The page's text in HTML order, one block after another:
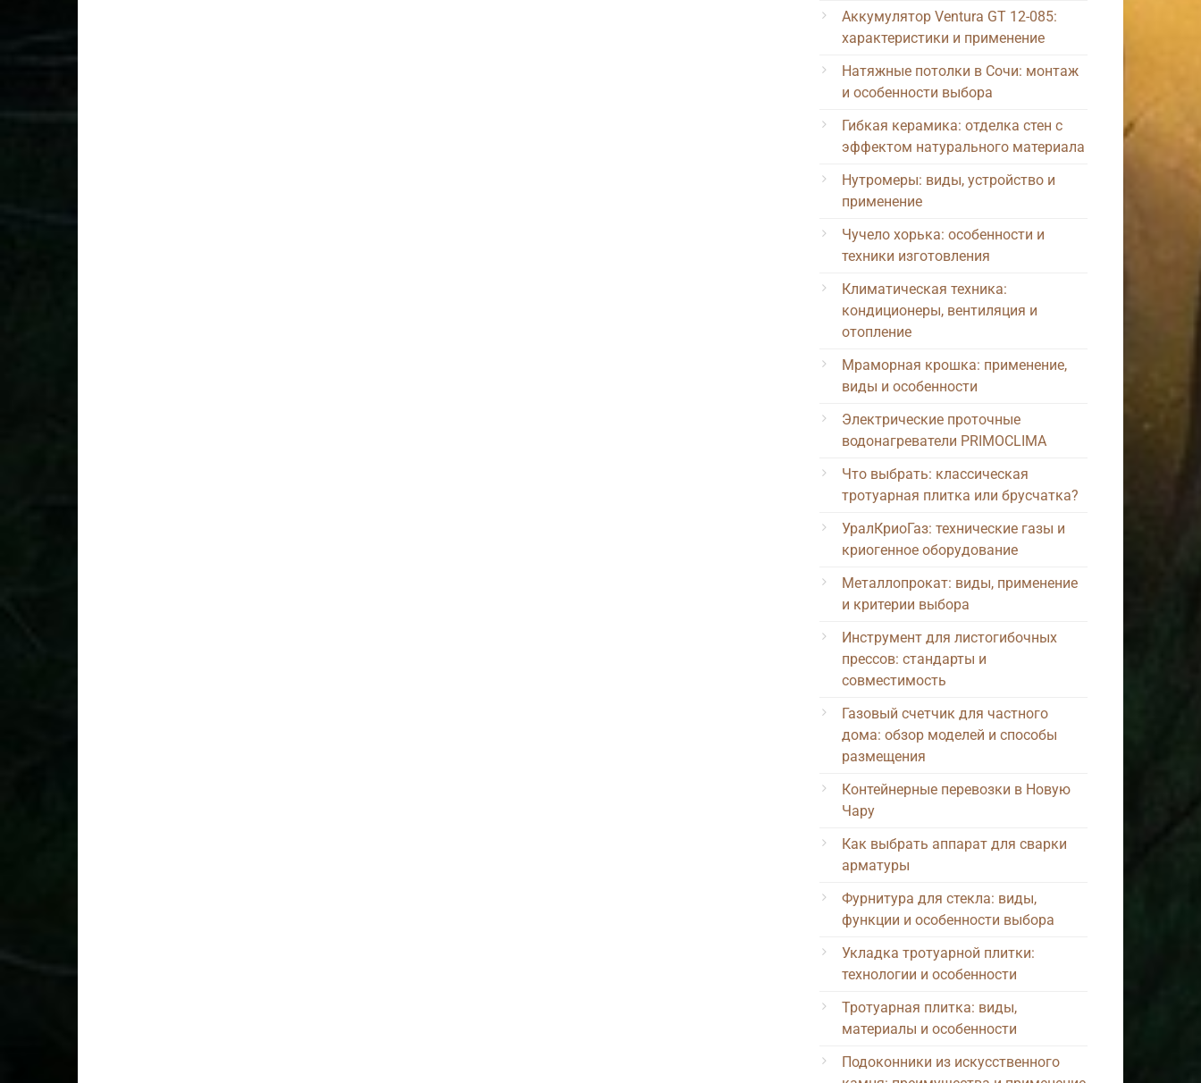
Аккумулятор Ventura GT 12-085:
характеристики и применение
Натяжные потолки в Сочи: монтаж
и особенности выбора
Гибкая керамика: отделка стен с
эффектом натурального материала
Нутромеры: виды, устройство и
применение
Чучело хорька: особенности и
техники изготовления
Климатическая техника:
кондиционеры, вентиляция и
отопление
Мраморная крошка: применение,
виды и особенности
Электрические проточные
водонагреватели PRIMOCLIMA
Что выбрать: классическая
тротуарная плитка или брусчатка?
УралКриоГаз: технические газы и
криогенное оборудование
Металлопрокат: виды, применение
и критерии выбора
Инструмент для листогибочных
прессов: стандарты и
совместимость
Газовый счетчик для частного
дома: обзор моделей и способы
размещения
Контейнерные перевозки в Новую
Чару
Как выбрать аппарат для сварки
арматуры
Фурнитура для стекла: виды,
функции и особенности выбора
Укладка тротуарной плитки:
технологии и особенности
Тротуарная плитка: виды,
материалы и особенности
Подоконники из искусственного